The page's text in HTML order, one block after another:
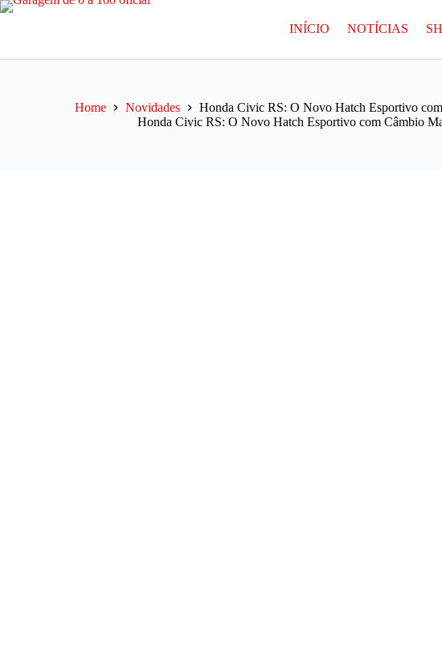
Pular
INÍCIO NOTÍCIAS
Home Novidades
Honda Civic RS: O Novo Hatch Esportivo
Honda Civic RS: O Novo Hatch Esportivo com Câmbio